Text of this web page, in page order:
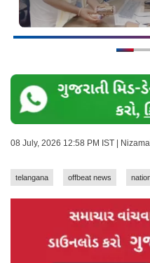
08 July, 2026 12:58 PM IST |
telangana offbeat news